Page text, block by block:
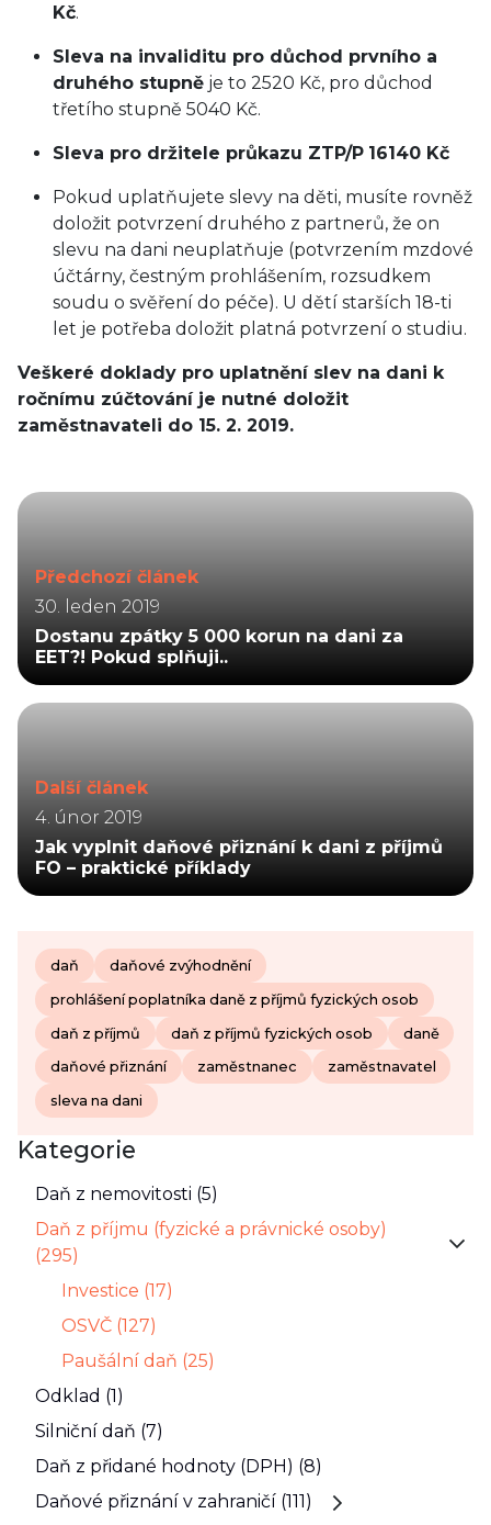
Kč.
Sleva na invaliditu pro důchod prvního a
druhého stupně je to 2520 Kč, pro důchod
třetího stupně 5040 Kč.
Sleva pro držitele průkazu ZTP/P 16140 Kč
Pokud uplatňujete slevy na děti, musíte rovněž
doložit potvrzení druhého z partnerů, že on
slevu na dani neuplatňuje (potvrzením mzdové
účtárny, čestným prohlášením, rozsudkem
soudu o svěření do péče). U dětí starších 18-ti
let je potřeba doložit platná potvrzení o studiu.
Veškeré doklady pro uplatnění slev na dani k
ročnímu zúčtování je nutné doložit
zaměstnavateli do 15. 2. 2019.
Předchozí článek
30. leden 2019
Dostanu zpátky 5 000 korun na dani za
EET?! Pokud splňuji..
Další článek
4. únor 2019
Jak vyplnit daňové přiznání k dani z příjmů
FO – praktické příklady
daň daňové zvýhodnění
prohlášení poplatníka daně z příjmů fyzických osob
daň z příjmů daň z příjmů fyzických osob daně
daňové přiznání zaměstnanec zaměstnavatel
sleva na dani
Kategorie
Daň z nemovitosti (5)
Daň z příjmu (fyzické a právnické osoby)
(295)
Investice (17)
OSVČ (127)
Paušální daň (25)
Odklad (1)
Silniční daň (7)
Daň z přidané hodnoty (DPH) (8)
Daňové přiznání v zahraničí (111)